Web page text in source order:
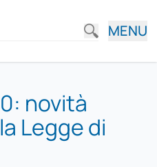
MENU
novità
Legge di